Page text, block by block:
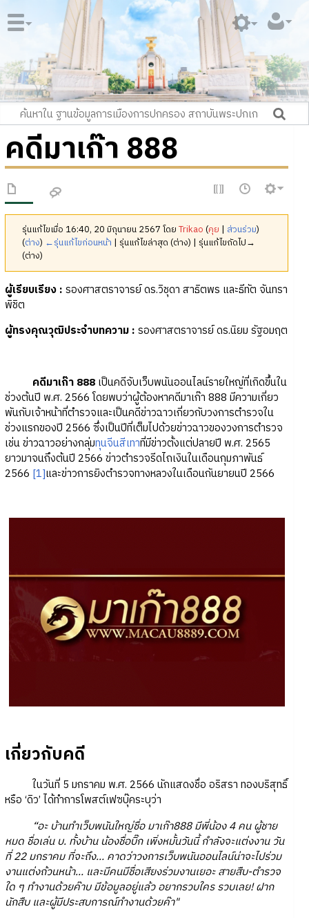
คดีมาเก๊า 888
รุ่นแก้ไขเมื่อ 16:40, 20 มิถุนายน 2567 โดยTrikao (คุย | ส่วนร่วม)
(ต่าง) ←รุ่นแก้ไขก่อนหน้า | รุ่นแก้ไขล่าสุด (ต่าง) | รุ่นแก้ไขถัดไป→
(ต่าง)
ผู้เรียบเรียง : รองศาสตราจารย์ ดร.วิชุดา สาธิตพร และธีทัต จันทรา
พิชิต
ผู้ทรงคุณวุฒิประจำบทความ : รองศาสตราจารย์ ดร.นิยม รัฐอมฤต
คดีมาเก๊า 888เป็นคดีจับเว็บพนันออนไลน์รายใหญ่ที่เกิดขึ้นใน
ช่วงต้นปี พ.ศ. 2566 โดยพบว่าผู้ต้องหาคดีมาเก๊า 888 มีความเกี่ยว
พันกับเจ้าหน้าที่ตำรวจและเป็นคดีข่าวฉาวเกี่ยวกับวงการตำรวจใน
ช่วงแรกของปี 2566 ซึ่งเป็นปีที่เต็มไปด้วยข่าวฉาวของวงการตำรวจ
เช่น ข่าวฉาวอย่างกลุ่มทุนจีนสีเทาที่มีข่าวตั้งแต่ปลายปี พ.ศ. 2565
ยาวมาจนถึงต้นปี 2566 ข่าวตำรวจรีดไถเงินในเดือนกุมภาพันธ์
2566 [1]และข่าวการยิงตำรวจทางหลวงในเดือนกันยายนปี 2566
เกี่ยวกับคดี
ในวันที่ 5 มกราคม พ.ศ. 2566 นักแสดงชื่อ อริสรา ทองบริสุทธิ์
หรือ ‘ดิว’ ได้ทำการโพสต์เฟซบุ๊คระบุว่า
“อะ บ้านทำเว็บพนันใหญ่ชื่อ มาเก๊า888 มีพี่น้อง 4 คน ผู้ชาย
หมด ชื่อเล่น บ. ทั้งบ้าน น้องชื่อบิ๊ก เพิ่งหมั้นวันนี้ กำลังจะแต่งงาน วัน
ที่ 22 มกราคม ที่จะถึง… คาดว่าวงการเว็บพนันออนไลน์น่าจะไปร่วม
งานแต่งถ้วนหน้า… และมีคนมีชื่อเสียงร่วมงานเยอะ สายสืบ-ตำรวจ
ใด ๆ ทำงานด้วยค๊าบ มีข้อมูลอยู่แล้ว อยากรวบใคร รวบเลย! ฝาก
นักสืบ และผู้มีประสบการณ์ทำงานด้วยค๊า"